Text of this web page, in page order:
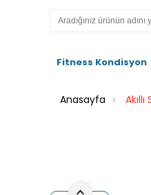
Fitness Kondisyon
Anasayfa